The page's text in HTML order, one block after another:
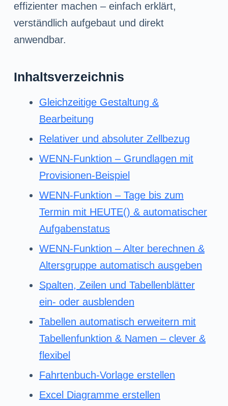
effizienter machen – einfach erklärt,
verständlich aufgebaut und direkt
anwendbar.
Inhaltsverzeichnis
Gleichzeitige Gestaltung &
Bearbeitung
Relativer und absoluter Zellbezug
WENN-Funktion – Grundlagen mit
Provisionen-Beispiel
WENN-Funktion – Tage bis zum
Termin mit HEUTE() & automatischer
Aufgabenstatus
WENN-Funktion – Alter berechnen &
Altersgruppe automatisch ausgeben
Spalten, Zeilen und Tabellenblätter
ein- oder ausblenden
Tabellen automatisch erweitern mit
Tabellenfunktion & Namen – clever &
flexibel
Fahrtenbuch-Vorlage erstellen
Excel Diagramme erstellen